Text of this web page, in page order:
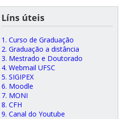
Líns úteis
1. Curso de Graduação
2. Graduação a distância
3. Mestrado e Doutorado
4. Webmail UFSC
5. SIGIPEX
6. Moodle
7. MONI
8. CFH
9. Canal do Youtube